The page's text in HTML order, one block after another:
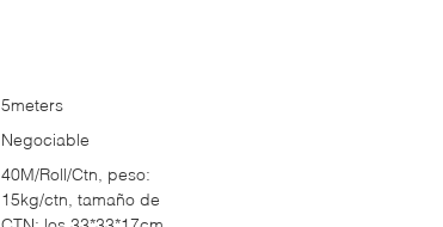
5meters
Negociable
40M/Roll/Ctn, peso:
15kg/ctn, tamaño de